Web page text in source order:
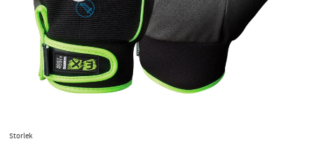
Storlek